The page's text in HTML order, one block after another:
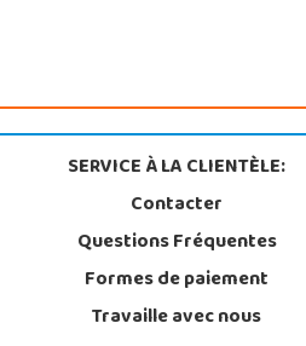
SERVICE À LA CLIENTÈLE:
Contacter
Questions Fréquentes
Formes de paiement
Travaille avec nous